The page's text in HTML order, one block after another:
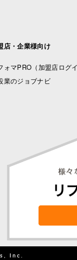
店・企業様向け
ォマPRO （加盟店ログ
業のジョブナビ
Inc.